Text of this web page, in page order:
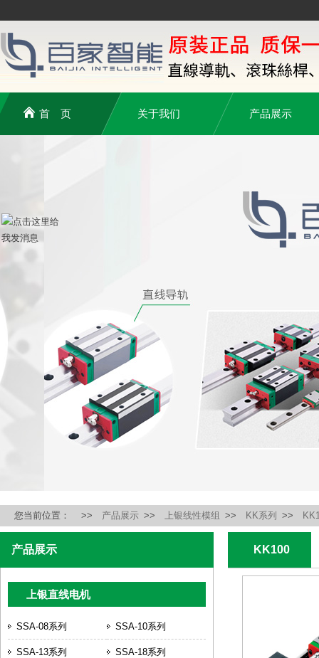
首 页 关于我们 产品展示
您当前位置： >> 产品展示 >> 上银线性模组 >> KK系列 >>
产品展示
上银直线电机
SSA-08系列 SSA-10系列
SSA-13系列 SSA-18系列
KK100